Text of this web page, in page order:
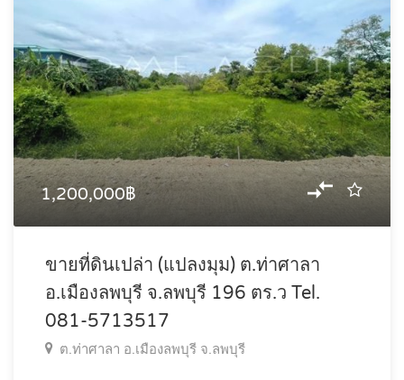
1,200,000฿
ขายที่ดินเปล่า (แปลงมุม) ต.ท่าศาลา
อ.เมืองลพบุรี จ.ลพบุรี 196 ตร.ว Tel.
081-5713517
ต.ท่าศาลา อ.เมืองลพบุรี จ.ลพบุรี